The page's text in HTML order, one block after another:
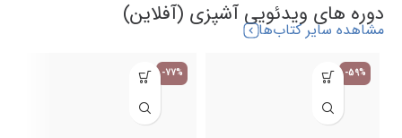
دوره های ویدئویی آشپزی (آفلاین)
مشاهده سایر کتاب‌ها
-59%
-77%